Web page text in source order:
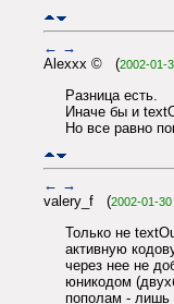
← →
Alexxx © (2002-01-
Разница есть.
Иначе бы и
Но все равно
← →
valery_f (2002-01-30
Только не
активную
через нее не
юникодом
пополам -